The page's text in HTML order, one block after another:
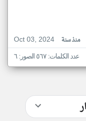
Oct 03, 2024
منذ سنة
عدد الكلمات: ٥٦٧ الصور: ٦